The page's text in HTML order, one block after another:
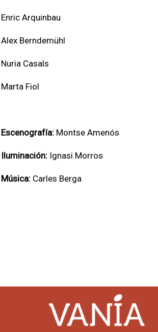
Enric Arquinbau
Alex Berndemühl
Nuria Casals
Marta Fiol
Escenografía:Montse Amenós
Iluminación:Ignasi Morros
Música:Carles Berga